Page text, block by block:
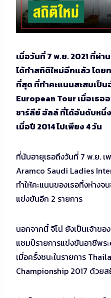
เมื่อวันที่ 7 พ.ย. 2021 ที่ผ่
ได้ทำสถิติใหม่อีกแล้ว โด
ที่สุด ที่ทำคะแนนสะสมเป็
European Tour เมื่อเธอ
ชาร์ลีย์ ฮัลล์ ที่ได้อันดับหนึ่
เมื่อปี 2014 ไปเพียง 4 วัน
ที่นับอายุเธอถึงวันที่ 7 พ.ย. เพ
Aramco Saudi Ladies
ทำให้คะแนนของเธอทิ้งห่าง
แข่งขันอีก 2 รายการ
นอกจากนี้ จีโน่ ยังเป็นเจ้า
แชมป์รายการแข่งขันอาชีพ
เมี่อครั้งชนะในรายการ
Championship 2017 ด้วยส